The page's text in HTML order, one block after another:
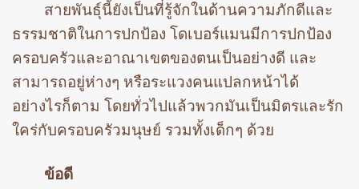
สายพันธุ์นี้ยังเป็นที่รู้จักในด้านความภักดีและ
ธรรมชาติในการปกป้อง โดเบอร์แมนมีการปกป้อง
ครอบครัวและอาณาเขตของตนเป็นอย่างดี และ
สามารถอยู่ห่างๆ หรือระแวงคนแปลกหน้าได้
อย่างไรก็ตาม โดยทั่วไปแล้วพวกมันเป็นมิตรและรัก
ใคร่กับครอบครัวมนุษย์ รวมทั้งเด็กๆ ด้วย
ข้อดี